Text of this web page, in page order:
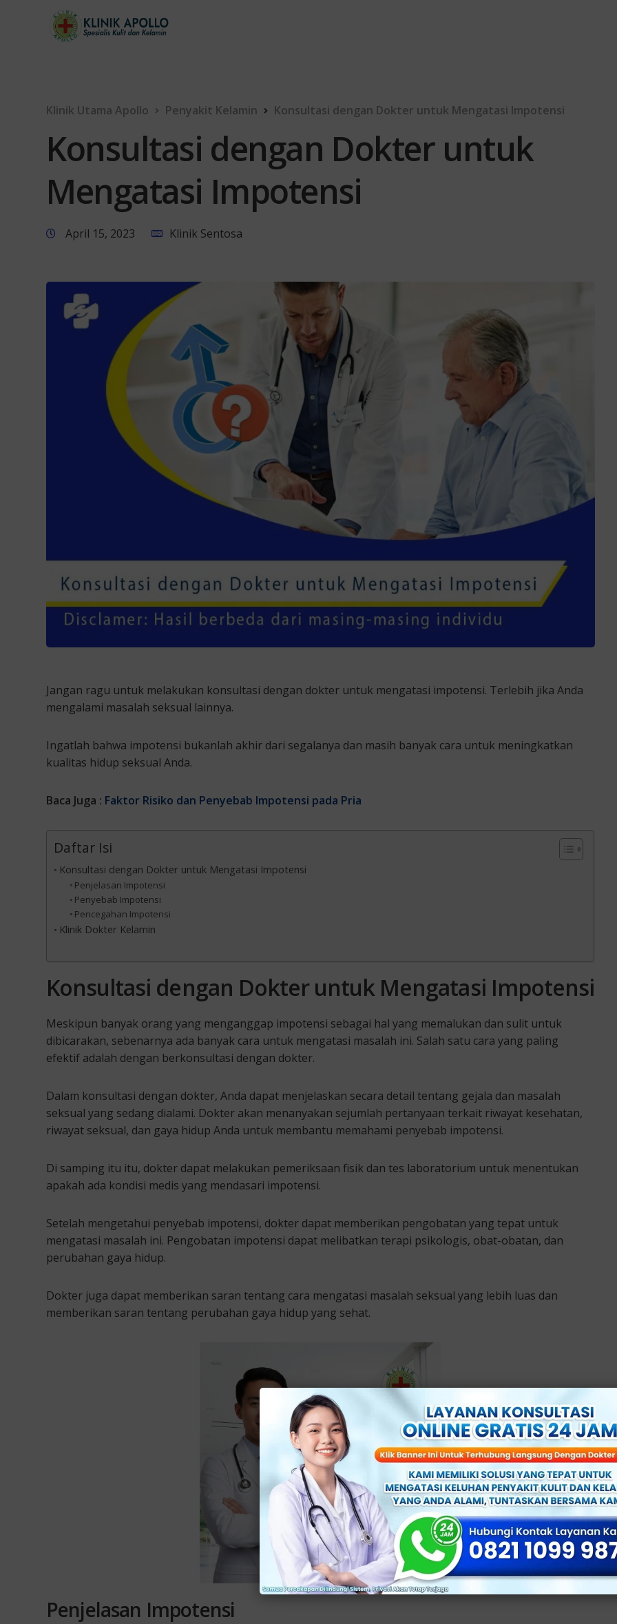
Klinik Utama Apollo Penyakit Kelamin Konsultasi dengan Dokter untuk Mengatasi Impotensi
Konsultasi dengan Dokter untuk
Mengatasi Impotensi
April 15, 2023 Klinik Sentosa
Jangan ragu untuk melakukan konsultasi dengan dokter untuk mengatasi impotensi. Terlebih jika Anda
mengalami masalah seksual lainnya.
Ingatlah bahwa impotensi bukanlah akhir dari segalanya dan masih banyak cara untuk meningkatkan
kualitas hidup seksual Anda.
Baca Juga : Faktor Risiko dan Penyebab Impotensi pada Pria
Daftar Isi
Konsultasi dengan Dokter untuk Mengatasi Impotensi
Penjelasan Impotensi
Penyebab Impotensi
Pencegahan Impotensi
Klinik Dokter Kelamin
Konsultasi dengan Dokter untuk Mengatasi Impotensi
Meskipun banyak orang yang menganggap impotensi sebagai hal yang memalukan dan sulit untuk
dibicarakan, sebenarnya ada banyak cara untuk mengatasi masalah ini. Salah satu cara yang paling
efektif adalah dengan berkonsultasi dengan dokter.
Dalam konsultasi dengan dokter, Anda dapat menjelaskan secara detail tentang gejala dan masalah
seksual yang sedang dialami. Dokter akan menanyakan sejumlah pertanyaan terkait riwayat kesehatan,
riwayat seksual, dan gaya hidup Anda untuk membantu memahami penyebab impotensi.
Di samping itu itu, dokter dapat melakukan pemeriksaan fisik dan tes laboratorium untuk menentukan
apakah ada kondisi medis yang mendasari impotensi.
Setelah mengetahui penyebab impotensi, dokter dapat memberikan pengobatan yang tepat untuk
mengatasi masalah ini. Pengobatan impotensi dapat melibatkan terapi psikologis, obat-obatan, dan
perubahan gaya hidup.
Dokter juga dapat memberikan saran tentang cara mengatasi masalah seksual yang lebih luas dan
memberikan saran tentang perubahan gaya hidup yang sehat.
Penjelasan Impotensi